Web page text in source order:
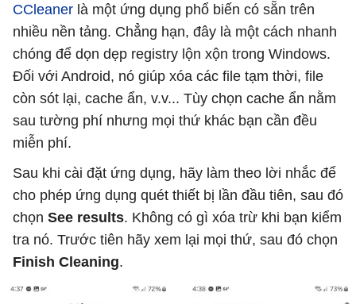
CCleaner là một ứng dụng phổ biến có sẵn trên
nhiều nền tảng. Chẳng hạn, đây là một cách nhanh
chóng để dọn dẹp registry lộn xộn trong Windows.
Đối với Android, nó giúp xóa các file tạm thời, file
còn sót lại, cache ẩn, v.v... Tùy chọn cache ẩn nằm
sau tường phí nhưng mọi thứ khác bạn cần đều
miễn phí.
Sau khi cài đặt ứng dụng, hãy làm theo lời nhắc để
cho phép ứng dụng quét thiết bị lần đầu tiên, sau đó
chọn See results. Không có gì xóa trừ khi bạn kiểm
tra nó. Trước tiên hãy xem lại mọi thứ, sau đó chọn
Finish Cleaning.